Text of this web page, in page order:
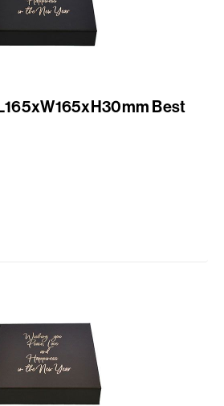
Best